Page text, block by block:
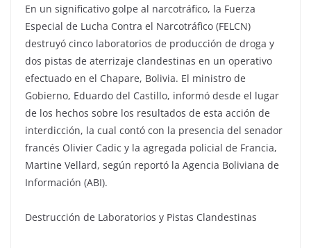
En un significativo golpe al narcotráfico, la Fuerza
Especial de Lucha Contra el Narcotráfico (FELCN)
destruyó cinco laboratorios de producción de droga y
dos pistas de aterrizaje clandestinas en un operativo
efectuado en el Chapare, Bolivia. El ministro de
Gobierno, Eduardo del Castillo, informó desde el lugar
de los hechos sobre los resultados de esta acción de
interdicción, la cual contó con la presencia del senador
francés Olivier Cadic y la agregada policial de Francia,
Martine Vellard, según reportó la Agencia Boliviana de
Información (ABI).
Destrucción de Laboratorios y Pistas Clandestinas